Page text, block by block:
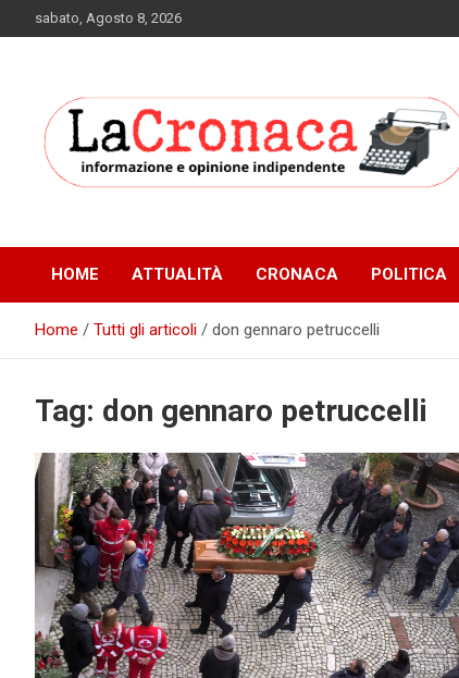
to
sabato, Agosto 8, 2026
HOME ATTUALITÀ CRONACA POLITICA
Home Tutti gli articoli don gennaro petruccelli
Tag: don gennaro petruccelli